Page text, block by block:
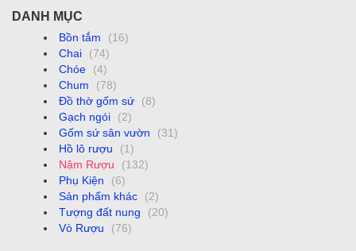
DANH MỤC
Bồn tắm
(16)
Chai
(74)
Chóe
(4)
Chum
(78)
Đồ thờ gốm sứ
(8)
Gạch ngói
(2)
Gốm sứ sân vườn
(31)
Hồ lô rượu
(1)
Nậm Rượu
(132)
Phụ Kiện
(6)
Sản phẩm khác
(2)
Tượng đất nung
(20)
Vò Rượu
(76)